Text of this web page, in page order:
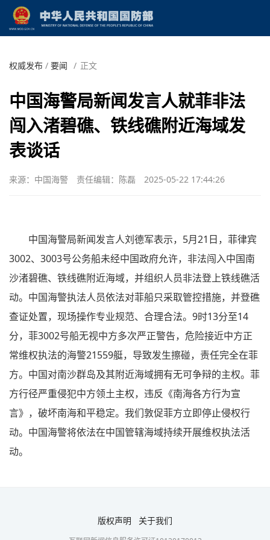
权威发布 / 要闻 / 正文
中国海警局新闻发言人就菲非法
闯入渚碧礁、铁线礁附近海域发
表谈话
来源：中国海警 责任编辑：陈磊 2025-05-22 17:44:26
中国海警局新闻发言人刘德军表示，5月21日，菲律宾
3002、3003号公务船未经中国政府允许，非法闯入中国南
沙渚碧礁、铁线礁附近海域，并组织人员非法登上铁线礁活
动。中国海警执法人员依法对菲船只采取管控措施，并登礁
查证处置，现场操作专业规范、合理合法。9时13分至14
分，菲3002号船无视中方多次严正警告，危险接近中方正
常维权执法的海警21559艇，导致发生擦碰，责任完全在菲
方。中国对南沙群岛及其附近海域拥有无可争辩的主权。菲
方行径严重侵犯中方领土主权，违反《南海各方行为宣
言》，破坏南海和平稳定。我们敦促菲方立即停止侵权行
动。中国海警将依法在中国管辖海域持续开展维权执法活
动。
版权声明 关于我们